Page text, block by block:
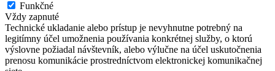
Funkčné
Vždy zapnuté
Technické ukladanie alebo prístup je nevyhnutne potrebný na
legitímny účel umožnenia používania konkrétnej služby, o ktorú
výslovne požiadal návštevník, alebo výlučne na účel uskutočnenia
prenosu komunikácie prostredníctvom elektronickej komunikačnej